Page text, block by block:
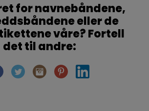
for navnebåndene,
eller de
våre? Fortell
det til andre: